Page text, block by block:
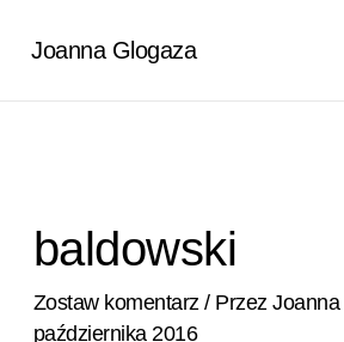
Joanna Glogaza
baldowski
Zostaw komentarz / Przez
października 2016